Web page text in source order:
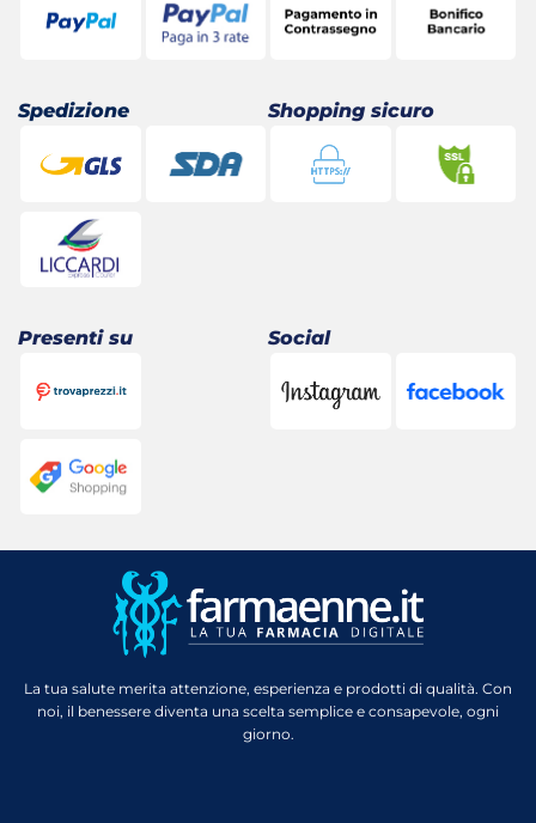
Spedizione Shopping sicuro
Presenti su Social
La tua salute merita attenzione, esperienza e prodotti di qualità. Con
noi, il benessere diventa una scelta semplice e consapevole, ogni
giorno.